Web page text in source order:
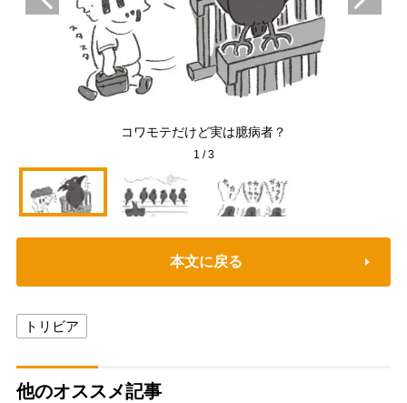
コワモテだけど実は臆病者？
1 /3
本文に戻る
トリビア
他のオススメ記事